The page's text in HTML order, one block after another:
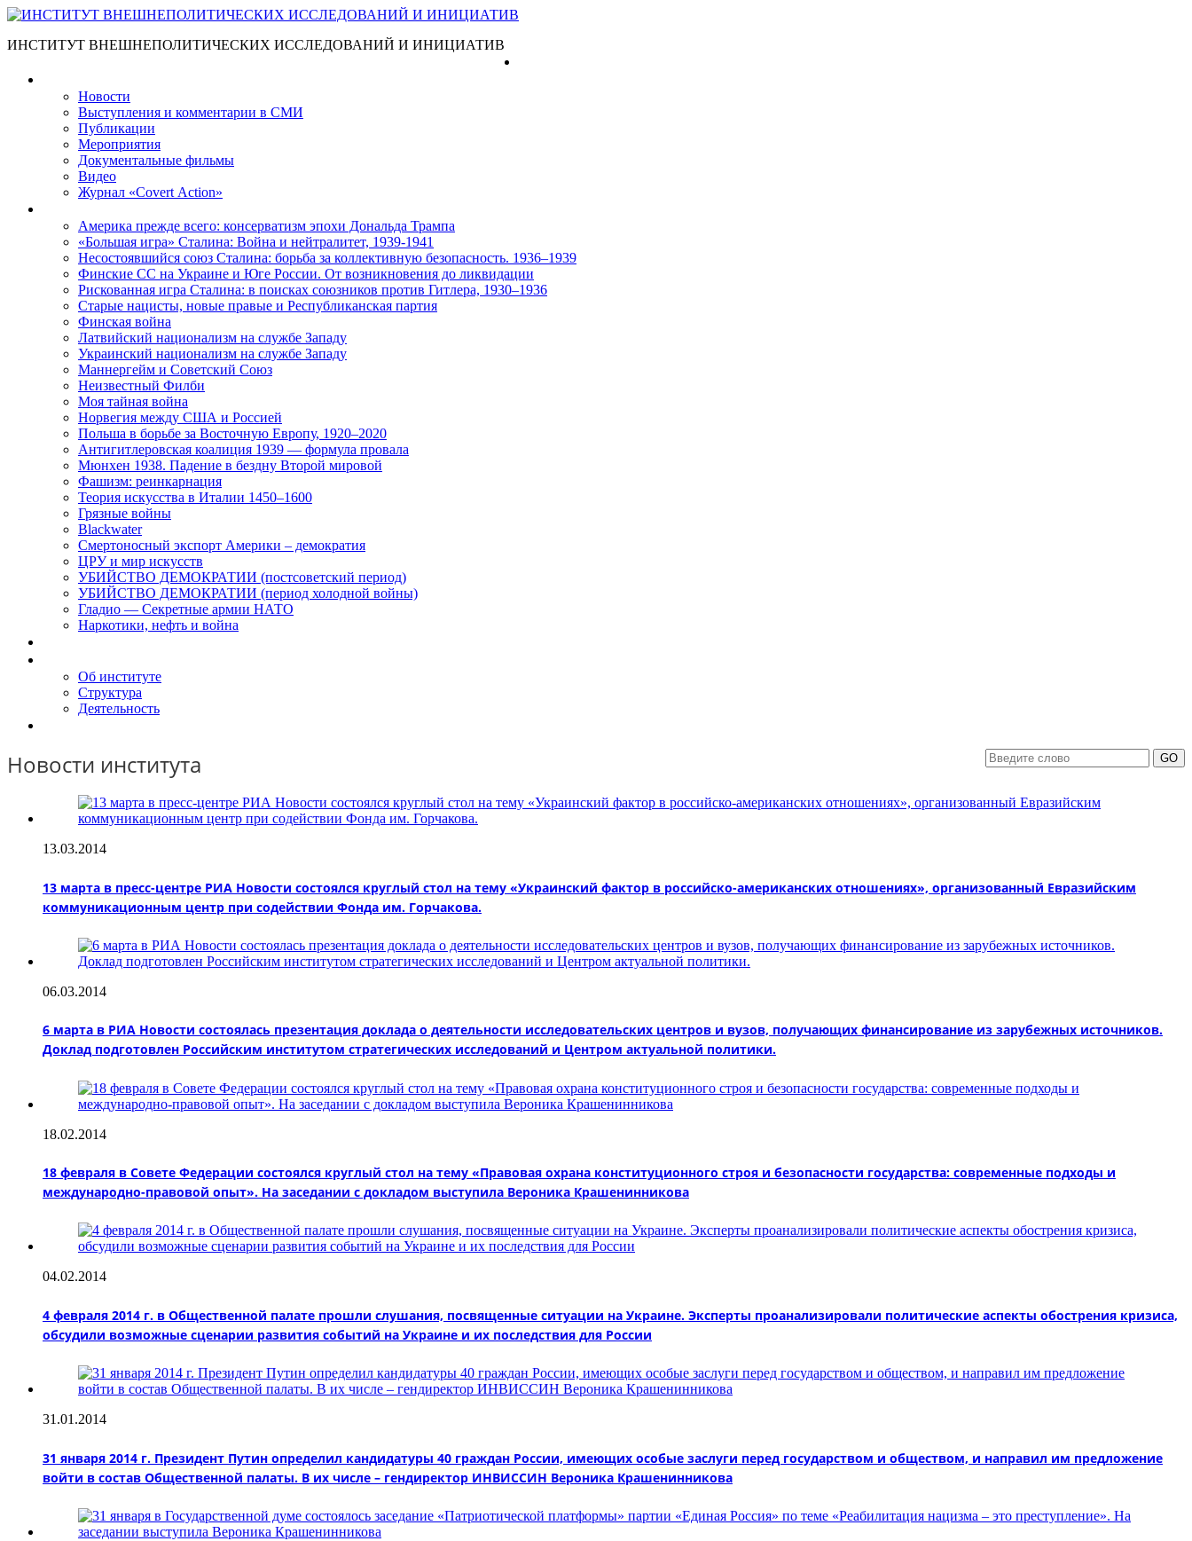
ИНСТИТУТ ВНЕШНЕПОЛИТИЧЕСКИХ ИССЛЕДОВАНИЙ И ИНИЦИАТИВ
Новости
Выступления и коммента­рии в СМИ
Публикации
Мероприятия
Документальные фильмы
Видео
Журнал «Covert Action»
Америка прежде всего: консерватизм эпохи Дональда Трампа
«Большая игра» Сталина: Война и нейтралитет, 1939-1941
Несостоявшийся союз Сталина: борьба за коллективную безопасность. 1936–1939
Финские СС на Украине и Юге России. От возникновения до ликвидации
Рискованная игра Сталина: в поисках союзников против Гитлера, 1930–1936
Старые нацисты, новые правые и Республиканская партия
Финская война
Латвийский национализм на службе Западу
Украинский национализм на службе Западу
Маннергейм и Советский Союз
Неизвестный Филби
Моя тайная война
Норвегия между США и Россией
Польша в борьбе за Восточную Европу, 1920–2020
Антигитлеровская коалиция 1939 — формула провала
Мюнхен 1938. Падение в бездну Второй мировой
Фашизм: реинкарнация
Теория искусства в Италии 1450–1600
Грязные войны
Blackwater
Смертоносный экспорт Америки – демократия
ЦРУ и мир искусств
УБИЙСТВО ДЕМОКРАТИИ (постсоветский период)
УБИЙСТВО ДЕМОКРАТИИ (период холодной войны)
Гладио — Секретные армии НАТО
Наркотики, нефть и война
Об институте
Структура
Деятельность
Новости института
13.03.2014
13 марта в пресс-центре РИА Новости состоялся круглый стол на тему «Украинский фактор в российско-американских отношениях», организованный Евразийским
коммуникационным центр при содействии Фонда им. Горчакова.
06.03.2014
6 марта в РИА Новости состоялась презентация доклада о деятельности исследовательских центров и вузов, получающих финансирование из зарубежных источников.
Доклад подготовлен Российским институтом стратегических исследований и Центром актуальной политики.
18.02.2014
18 февраля в Совете Федерации состоялся круглый стол на тему «Правовая охрана конституционного строя и безопасности государства: современные подходы и
международно-правовой опыт». На заседании с докладом выступила Вероника Крашенинникова
04.02.2014
4 февраля 2014 г. в Общественной палате прошли слушания, посвященные ситуации на Украине. Эксперты проанализировали политические аспекты обострения кризиса,
обсудили возможные сценарии развития событий на Украине и их последствия для России
31.01.2014
31 января 2014 г. Президент Путин определил кандидатуры 40 граждан России, имеющих особые заслуги перед государством и обществом, и направил им предложение
войти в состав Общественной палаты. В их числе – гендиректор ИНВИССИН Вероника Крашенинникова